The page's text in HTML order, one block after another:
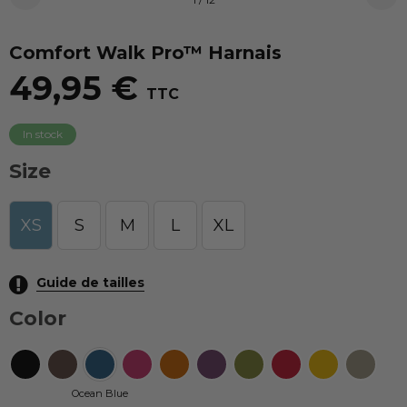
Comfort Walk Pro™ Harnais
49,95 € TTC
In stock
Size
XS S M L XL
Guide de tailles
Color
Ocean Blue